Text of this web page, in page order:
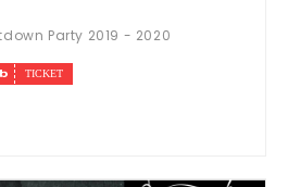
Party 2019 - 2020